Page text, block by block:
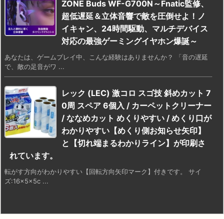
ZONE Buds WF-G700N～Fnatic監修、
超低遅延＆立体音響で敵を圧倒せよ！ノ
イキャン、24時間駆動、マルチデバイス
対応の最強ゲーミングイヤホン爆誕～
あなたは、ゲームプレイ中、こんな経験はありませんか？ 「音の遅延
で、敵の足音がワ ...
レック (LEC) 激コロ スゴ技 斜めカット 7
0周 スペア 6個入 / カーペットクリーナー
/ ななめカット めくりやすい / めくり口が
わかりやすい【めくり側お知らせ矢印】
と【切れ端まるわかりライン】が印刷さ
れています。
転がす方向がわかりやすい【回転方向矢印マーク】付きです。 サイ
ズ:16×5×5c ...